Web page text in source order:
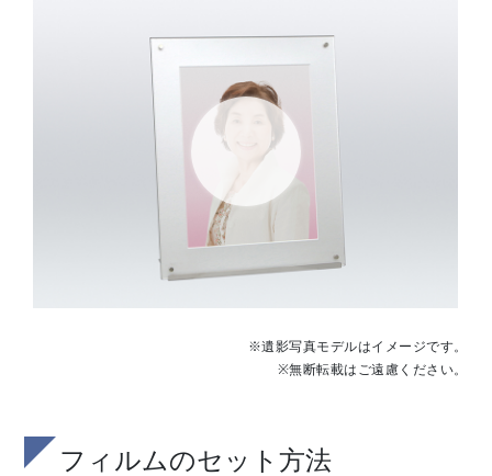
※遺影写真モデルはイメージです。
※無断転載はご遠慮ください。
フィルムのセット方法